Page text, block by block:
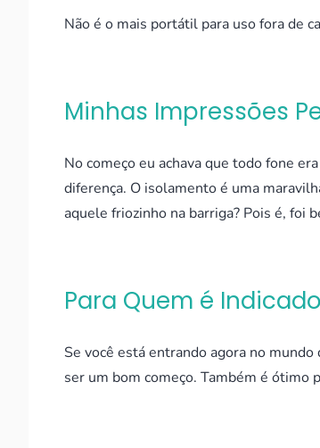
Não é o mais portátil para uso fora de
Minhas Impressões
No começo eu achava que todo fone
diferença. O isolamento é uma
aquele friozinho na barriga? Pois é, foi
Para Quem é Indicado
Se você está entrando agora no
ser um bom começo. Também é ótimo